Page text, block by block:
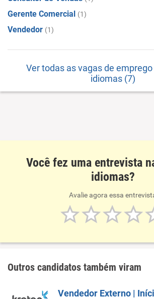
Gerente Comercial (1)
Vendedor (1)
Ver todas as vagas de
idiomas (7)
Você fez uma entrevista
idiomas?
Avalie agora essa
Outros candidatos também viram